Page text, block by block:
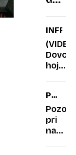
pri
na
Dovolj
hoje:
SADIK
PREKO
SPLETA
Pozor
pri